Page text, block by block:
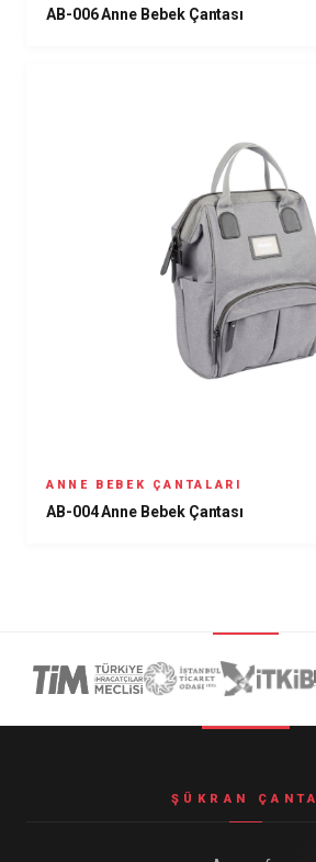
AB-006 Anne Bebek Çantası
ANNE BEBEK ÇANTALARI
AB-004 Anne Bebek Çantası
ŞÜKRAN ÇANTA